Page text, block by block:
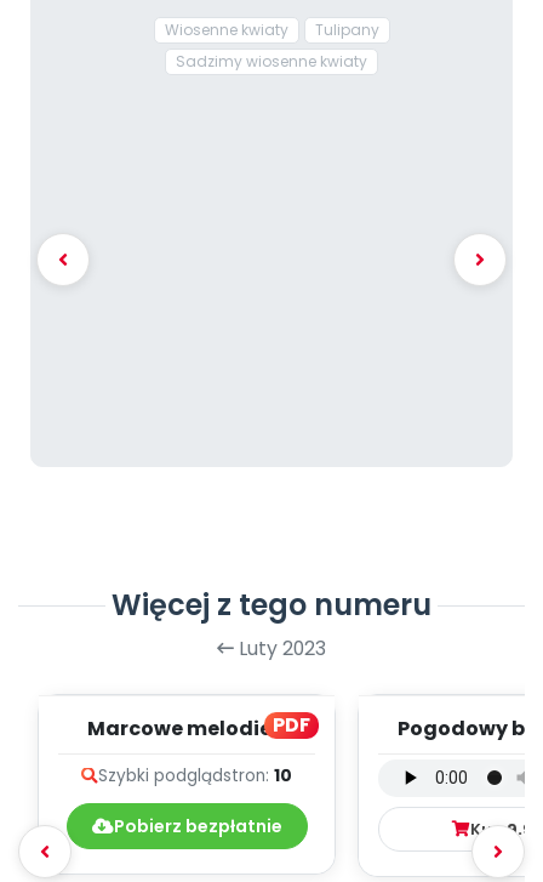
Wiosenne kwiaty
Tulipany
Sadzimy wiosenne kwiaty
Więcej z tego numeru
Luty 2023
PDF
Marcowe melodie -
Szybki podglądstron: 10
Pobierz bezpłatnie
Pogodowy
mp3)
Kup9.99